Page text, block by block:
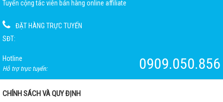
Tuyển cộng tác viên bán hàng online affiliate
ĐẶT HÀNG TRỰC TUYẾN
SĐT:
Hotline
Hỗ trợ trực tuyến: 0909.050.856
CHÍNH SÁCH VÀ QUY ĐỊNH